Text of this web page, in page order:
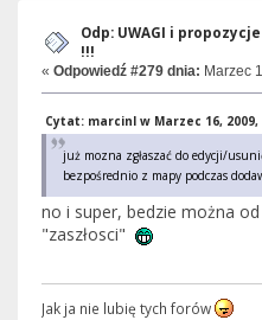
Odp: UWAGI i
!!!
« Odpowiedź #279 dnia: Marzec
Cytat: marcinl w Marzec 16, 2009,
już mozna zgłaszać do edycji/
bezpośrednio z mapy podczas
no i super, bedzie można
"zaszłosci"
Jak ja nie lubię tych forów